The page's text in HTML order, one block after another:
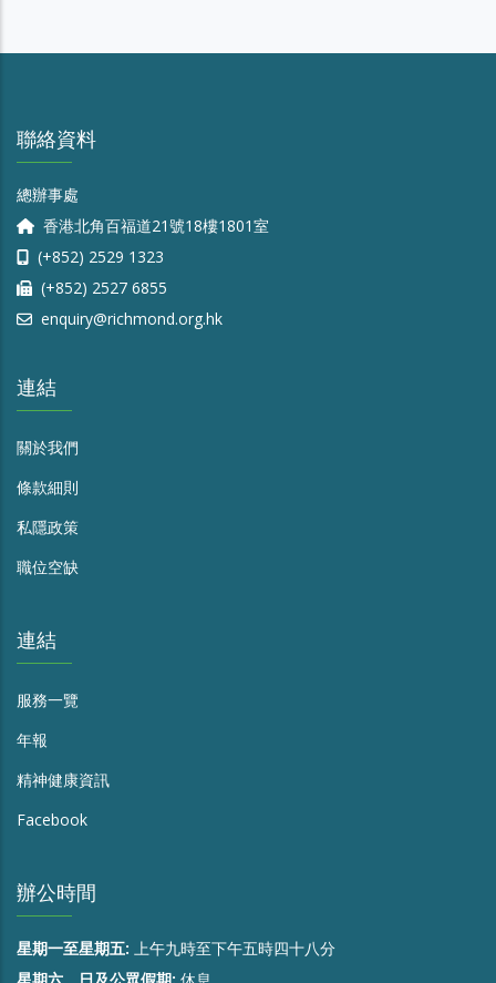
聯絡資料
總辦事處
香港北角百福道21號18樓1801室
(+852) 2529 1323
(+852) 2527 6855
enquiry@richmond.org.hk
連結
關於我們
條款細則
私隱政策
職位空缺
連結
服務一覽
年報
精神健康資訊
Facebook
辦公時間
星期一至星期五: 上午九時至下午五時四十八分